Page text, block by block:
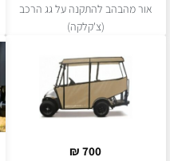
אור מהבהב להתקנה על גג הרכב
(צ'קלקה)
700
₪